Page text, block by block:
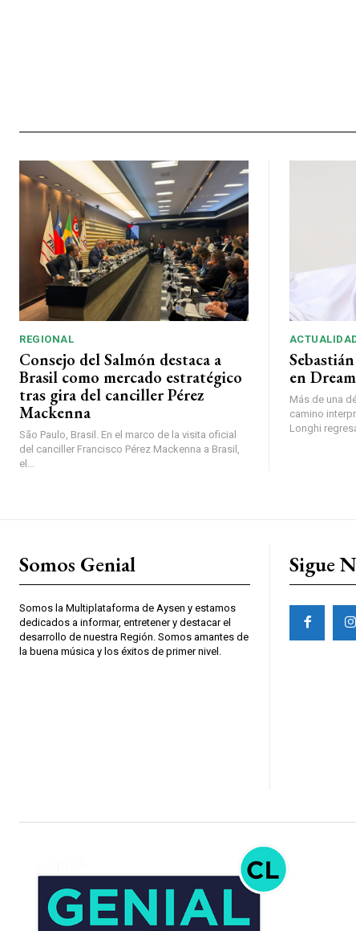
REGIONAL
Consejo del Salmón destaca a
Brasil como mercado estratégico
tras gira del canciller Pérez
Mackenna
São Paulo, Brasil. En el marco de la visita oficial
del canciller Francisco Pérez Mackenna a Brasil,
el...
en
Más de una
camino
Longhi
Somos Genial
Somos la Multiplataforma de Aysen y estamos
dedicados a informar, entretener y destacar el
desarrollo de nuestra Región. Somos amantes de
la buena música y los éxitos de primer nivel.
Sigue